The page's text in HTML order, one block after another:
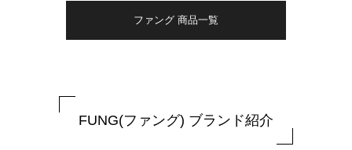
ファング 商品一覧
FUNG(ファング) ブランド紹介